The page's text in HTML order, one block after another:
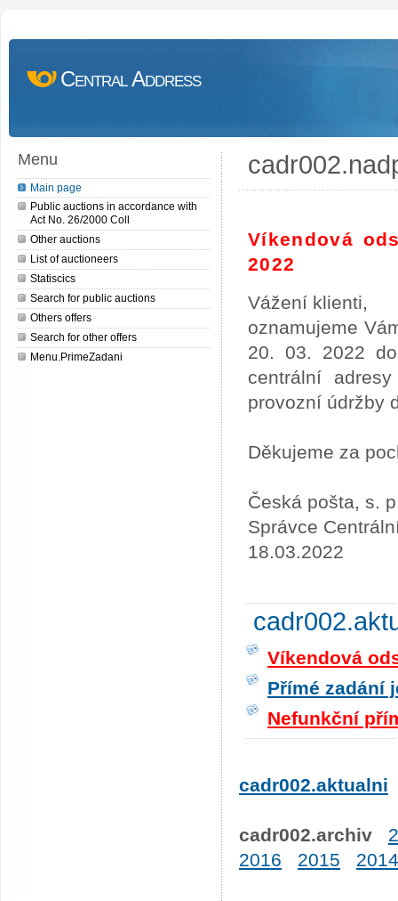
Central Address
Menu
Main page
Public auctions in accordance with
Act No. 26/2000 Coll
Other auctions
List of auctioneers
Statiscics
Search for public auctions
Others offers
Search for other offers
Menu.PrimeZadani
Víkendová
2022
Vážení klienti,
oznamujeme
20. 03. 2022
centrální
provozní údržby
Děkujeme za
Česká pošta, s.
Správce
18.03.2022
Víkendová
Přímé zadání
Nefunkční
cadr002.aktualni
cadr002.archiv
2016
2015 2014